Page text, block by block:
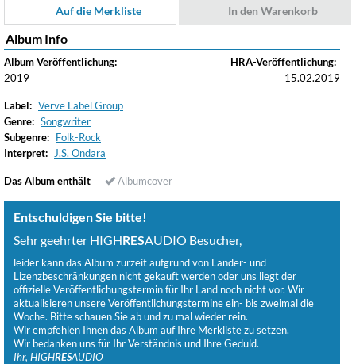
Auf die Merkliste In den Warenkorb
Album Info
Album Veröffentlichung:
2019
HRA-Veröffentlichung:
15.02.2019
Label: Verve Label Group
Genre: Songwriter
Subgenre: Folk-Rock
Interpret:
J.S. Ondara
Das Album enthält Albumcover
Entschuldigen Sie bitte!
Sehr geehrter HIGHRESAUDIO Besucher,
leider kann das Album zurzeit aufgrund von Länder- und
Lizenzbeschränkungen nicht gekauft werden oder uns liegt der
offizielle Veröffentlichungstermin für Ihr Land noch nicht vor. Wir
aktualisieren unsere Veröffentlichungstermine ein- bis zweimal die
Woche. Bitte schauen Sie ab und zu mal wieder rein.
Wir empfehlen Ihnen das Album auf Ihre Merkliste zu setzen.
Wir bedanken uns für Ihr Verständnis und Ihre Geduld.
Ihr, HIGHRESAUDIO